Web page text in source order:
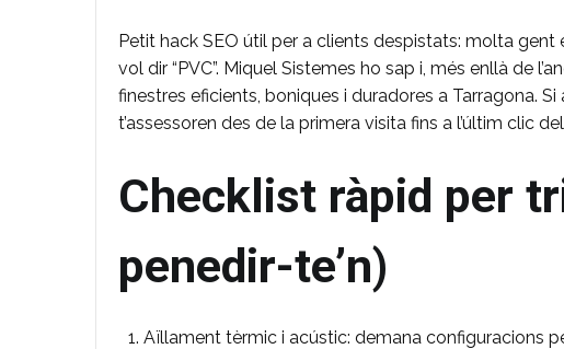
Petit hack SEO útil per a clients despistats: molta gent
vol dir “PVC”. Miquel Sistemes ho sap i, més enllà de
finestres eficients, boniques i duradores a Tarragona.
t’assessoren des de la primera visita fins a l’últim clic
Checklist ràpid per
penedir-te’n)
Aïllament tèrmic i acústic: demana configuracions